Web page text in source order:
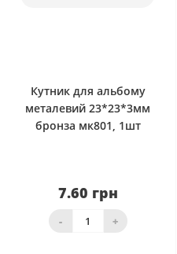
Кутник для альбому
металевий 23*23*3мм
бронза мк801, 1шт
7.60 грн
- +